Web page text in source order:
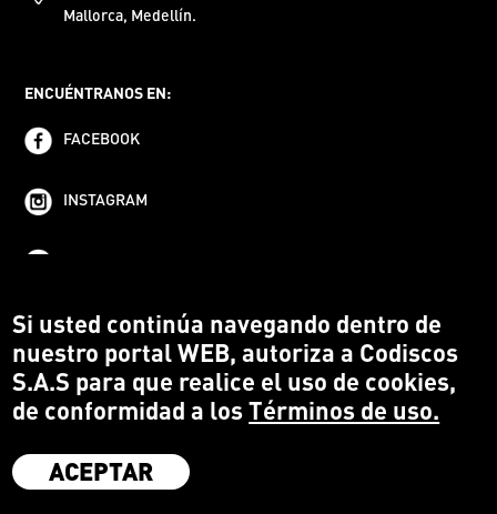
Mallorca, Medellín.
ENCUÉNTRANOS EN:
FACEBOOK
INSTAGRAM
Codiscos S.A.S
Si usted continúa navegando dentro de
nuestro portal WEB, autoriza a Codiscos
S.A.S para que realice el uso de cookies,
de conformidad a losTérminos de uso.
ACEPTAR